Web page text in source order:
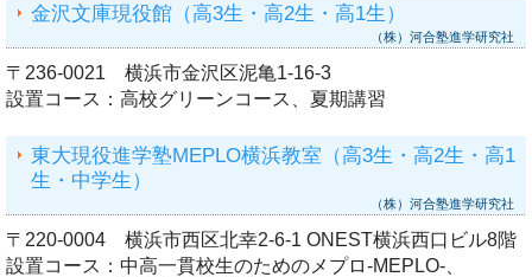
金沢文庫現役館（高3生・高2生・高1生）
（株）河合塾進学研究社
〒236-0021 横浜市金沢区泥亀1-16-3
設置コース： 高校グリーンコース、夏期講習
東大現役進学塾MEPLO横浜教室（高3生・高2生・高1
生・中学生）
（株）河合塾進学研究社
〒220-0004 横浜市西区北幸2-6-1 ONEST横浜西口ビル8階
設置コース： 中高一貫校生のためのメプロ-MEPLO-、